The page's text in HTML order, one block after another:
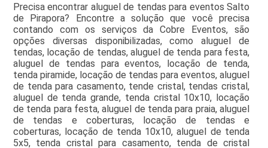
Precisa encontrar aluguel de tendas para eventos Salto
de Pirapora? Encontre a solução que você precisa
contando com os serviços da Cobre Eventos, são
opções diversas disponibilizadas, como aluguel de
tendas, locação de tendas, aluguel de tenda para festa,
aluguel de tendas para eventos, locação de tenda,
tenda piramide, locação de tendas para eventos, aluguel
de tenda para casamento, tende cristal, tendas cristal,
aluguel de tenda grande, tenda cristal 10x10, locação
de tenda para festa, aluguel de tenda para praia, aluguel
de tendas e coberturas, locação de tendas e
coberturas, locação de tenda 10x10, aluguel de tenda
5x5, tenda cristal para casamento, tenda de cristal